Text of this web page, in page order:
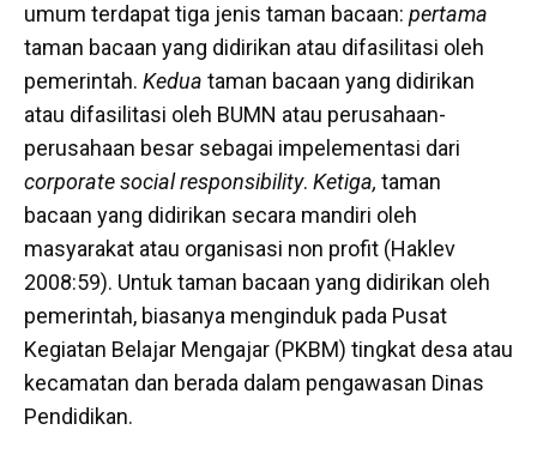
umum terdapat tiga jenis taman bacaan: pertama
taman bacaan yang didirikan atau difasilitasi oleh
pemerintah. Kedua taman bacaan yang didirikan
atau difasilitasi oleh BUMN atau perusahaan-
perusahaan besar sebagai impelementasi dari
corporate social responsibility. Ketiga, taman
bacaan yang didirikan secara mandiri oleh
masyarakat atau organisasi non profit (Haklev
2008:59). Untuk taman bacaan yang didirikan oleh
pemerintah, biasanya menginduk pada Pusat
Kegiatan Belajar Mengajar (PKBM) tingkat desa atau
kecamatan dan berada dalam pengawasan Dinas
Pendidikan.